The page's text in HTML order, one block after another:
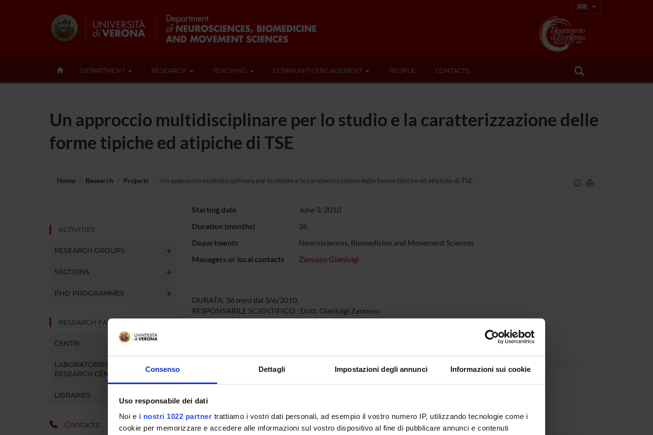
Consenso Dettagli Impostazioni degli annunci Informazioni sui cookie
Uso responsabile dei dati
Noi e i nostri 1022 partner trattiamo i vostri dati personali, ad esempio il vostro numero IP, utilizzando tecnologie come i
cookie per memorizzare e accedere alle informazioni sul vostro dispositivo al fine di pubblicare annunci e contenuti
DEPARTMENT RESEARCH TEACHING COMMUNITY ENGAGEMENT PEOPLE CONTACTS
Un approccio multidisciplinare per lo studio e la caratterizzazione delle
forme tipiche ed atipiche di TSE
Home Research Projects Un approccio multidisciplinare per lo studio e la caratterizzazione delle forme tipiche ed atipiche di TSE
ACTIVITIES
RESEARCH GROUPS
SECTIONS
PHD PROGRAMMES
RESEARCH FACILITIES
CENTRI
LABORATORIES AND
RESEARCH CENTRES
LIBRARIES
Contacts
Starting date
June 3, 2010
Duration (months)
36
Departments
Neurosciences, Biomedicine and Movement Sciences
Managers or local contacts
Zanusso Gianluigi
DURATA: 36 mesi dal 3/6/2010.
RESPONSABILE SCIENTIFICO : Dott. Gianluigi Zanusso
Ente finanziatore: Istituto Zooprofilattico Sperimentale del Piemonte, Liguria e Valle d’Aosta
Istituto Zooprofilattico
Liguria e Valle d’Aosta
Funds:assigned and managed by the department